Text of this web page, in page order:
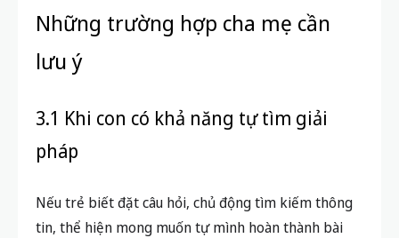
Những trường hợp cha mẹ cần
lưu ý
3.1 Khi con có khả năng tự tìm giải
pháp
Nếu trẻ biết đặt câu hỏi, chủ động tìm kiếm thông
tin, thể hiện mong muốn tự mình hoàn thành bài